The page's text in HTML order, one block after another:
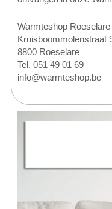
Warmteshop Roeselare
Kruisboommolenstraat
8800 Roeselare
Tel. 051 49 01 69
info@warmteshop.be